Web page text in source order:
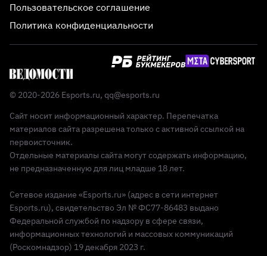
Пользовательское соглашение
Политика конфиденциальности
© 2020-2026 Esports.ru, qq@esports.ru
Сайт носит информационный характер. Перепечатка
материалов сайта разрешена только с активной ссылкой на
первоисточник.
Отдельные материалы сайта могут содержать информацию,
не предназначенную для лиц младше 18 лет.
Сетевое издание «Esports.ru» (адрес в сети интернет
Esports.ru), свидетельство Эл № ФС77-86483 выдано
Федеральной службой по надзору в сфере связи,
информационных технологий и массовых коммуникаций
(Роскомнадзор) 19 декабря 2023 г.